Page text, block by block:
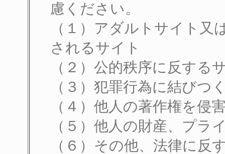
慮ください。
（１）アダルトサイト又
されるサイト
（２）公的秩序に反する
（３）犯罪行為に結びつ
（４）他人の著作権を侵
（５）他人の財産、プラ
（６）その他、法律に反